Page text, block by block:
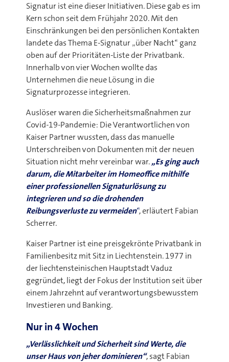
Signatur ist eine dieser Initiativen. Diese gab es im
Kern schon seit dem Frühjahr 2020. Mit den
Einschränkungen bei den persönlichen Kontakten
landete das Thema E-Signatur „über Nacht“ ganz
oben auf der Prioritäten-Liste der Privatbank.
Innerhalb von vier Wochen wollte das
Unternehmen die neue Lösung in die
Signaturprozesse integrieren.
Auslöser waren die Sicherheitsmaßnahmen zur
Covid-19-Pandemie: Die Verantwortlichen von
Kaiser Partner wussten, dass das manuelle
Unterschreiben von Dokumenten mit der neuen
Situation nicht mehr vereinbar war.„Es ging auch
darum, die Mitarbeiter im Homeoffice mithilfe
einer professionellen Signaturlösung zu
integrieren und so die drohenden
Reibungsverluste zu vermeiden“, erläutert Fabian
Scherrer.
Kaiser Partner ist eine preisgekrönte Privatbank in
Familienbesitz mit Sitz in Liechtenstein. 1977 in
der liechtensteinischen Hauptstadt Vaduz
gegründet, liegt der Fokus der Institution seit über
einem Jahrzehnt auf verantwortungsbewusstem
Investieren und Banking.
Nur in 4 Wochen
„Verlässlichkeit und Sicherheit sind Werte, die
unser Haus von jeher dominieren“, sagt Fabian